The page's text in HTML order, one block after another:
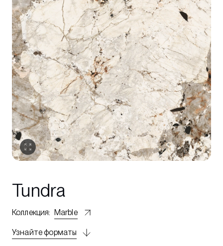
Tundra
Коллекция: Marble
Узнайте форматы